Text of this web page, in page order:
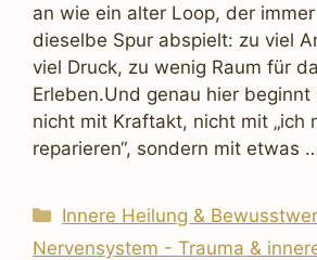
an wie ein alter Loop, der
dieselbe Spur abspielt: zu viel
viel Druck, zu wenig Raum für
Erleben.Und genau hier
nicht mit Kraftakt, nicht mit „ich
reparieren“, sondern mit etwas
Kategorien
Innere Heilung &
Nervensystem - Trauma &